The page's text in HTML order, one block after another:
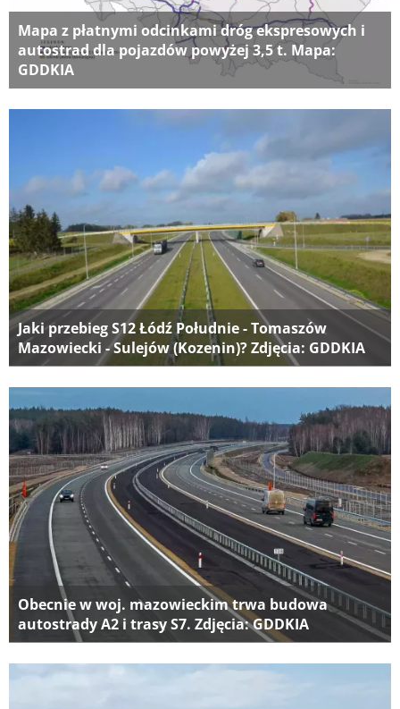
Mapa z płatnymi odcinkami dróg ekspresowych i
autostrad dla pojazdów powyżej 3,5 t. Mapa:
GDDKIA
Jaki przebieg S12 Łódź Południe - Tomaszów
Mazowiecki - Sulejów (Kozenin)? Zdjęcia: GDDKIA
Obecnie w woj. mazowieckim trwa budowa
autostrady A2 i trasy S7. Zdjęcia: GDDKIA